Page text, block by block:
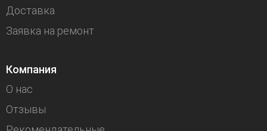
Доставка
Заявка на ремонт
Компания
О нас
Отзывы